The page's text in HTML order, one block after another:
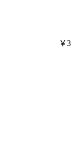
￥3